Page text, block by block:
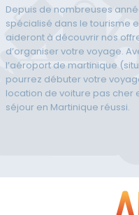
Depuis de nombreuses
spécialisé dans le tourisme
aideront à découvrir nos
d’organiser votre voyage.
l’aéroport de martinique
pourrez débuter votre
location de voiture pas cher
séjour en Martinique réussi.